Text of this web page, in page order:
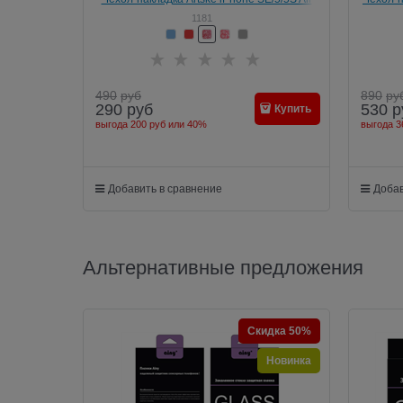
case
1181
490 руб
290 руб
выгода 200 руб или 40%
Купить
Добавить в сравнение
890
530
выгода
Альтернативные предложения
Скидка 50%
Новинка